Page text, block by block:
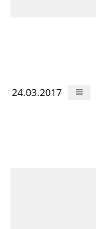
24.03.2017